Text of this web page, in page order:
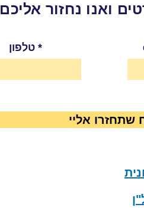
ואנו נחזור אליכם
טלפון
אליי